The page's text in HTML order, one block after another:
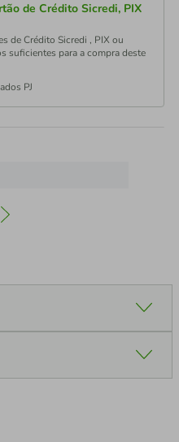
de Crédito Sicredi, PIX
de Crédito Sicredi , PIX ou
suficientes para a compra deste
PJ